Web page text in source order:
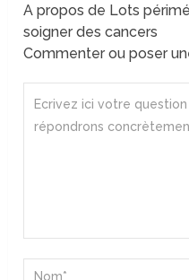
A propos de Lots
soigner des cancers
Commenter ou poser